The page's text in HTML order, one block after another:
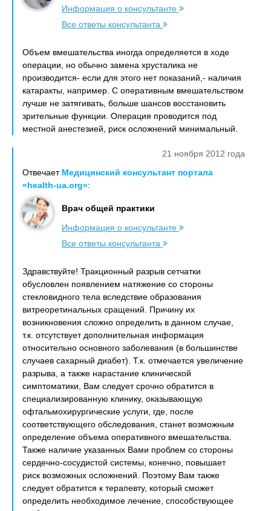
Информация о консультанте
Все ответы консультанта
Объем вмешательства иногда определяется в ходе
операции, но обычно замена хрусталика не
производится- если для этого нет показаний,- наличия
катаракты, например. С оперативным вмешательством
лучше не затягивать, больше шансов восстановить
зрительные функции. Операция проводится под
местной анестезией, риск осложнений минимальный.
21 ноября 2012 года
Отвечает Медицинский консультант портала
«health-ua.org»:
Врач общей практики
Информация о консультанте
Все ответы консультанта
Здравствуйте! Тракционный разрыв сетчатки
обусловлен появлением натяжение со стороны
стекловидного тела вследствие образования
витреоретинальных сращений. Причину их
возникновения сложно определить в данном случае,
т.к. отсутствует дополнительная информация
относительно основного заболевания (в большинстве
случаев сахарный диабет). Т.к. отмечается увеличение
разрыва, а также нарастание клинической
симптоматики, Вам следует срочно обратится в
специализированную клинику, оказывающую
офтальмохирургические услуги, где, после
соответствующего обследования, станет возможным
определение объема оперативного вмешательства.
Также наличие указанных Вами проблем со стороны
сердечно-сосудистой системы, конечно, повышает
риск возможных осложнений. Поэтому Вам также
следует обратится к терапевту, который сможет
определить необходимое лечение, способствующее